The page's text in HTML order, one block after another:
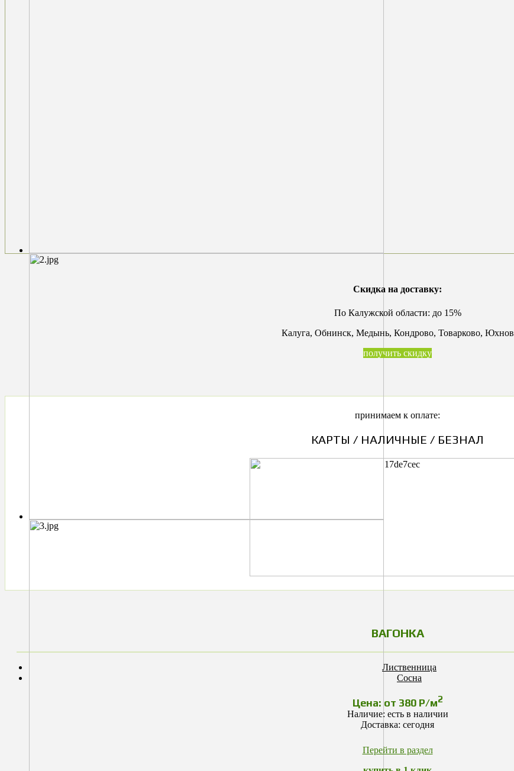
Скидка на доставку:
По Калужской области: до 15%
Калуга, Обнинск, Медынь, Кондрово, Товарково, Юхнов
получить скидку
принимаем к оплате:
КАРТЫ / НАЛИЧНЫЕ / БЕЗНАЛ
ВАГОНКА
Лиственница
Сосна
Цена: от 380 Р/м2
Наличие: есть в наличии
Доставка: сегодня
Перейти в раздел